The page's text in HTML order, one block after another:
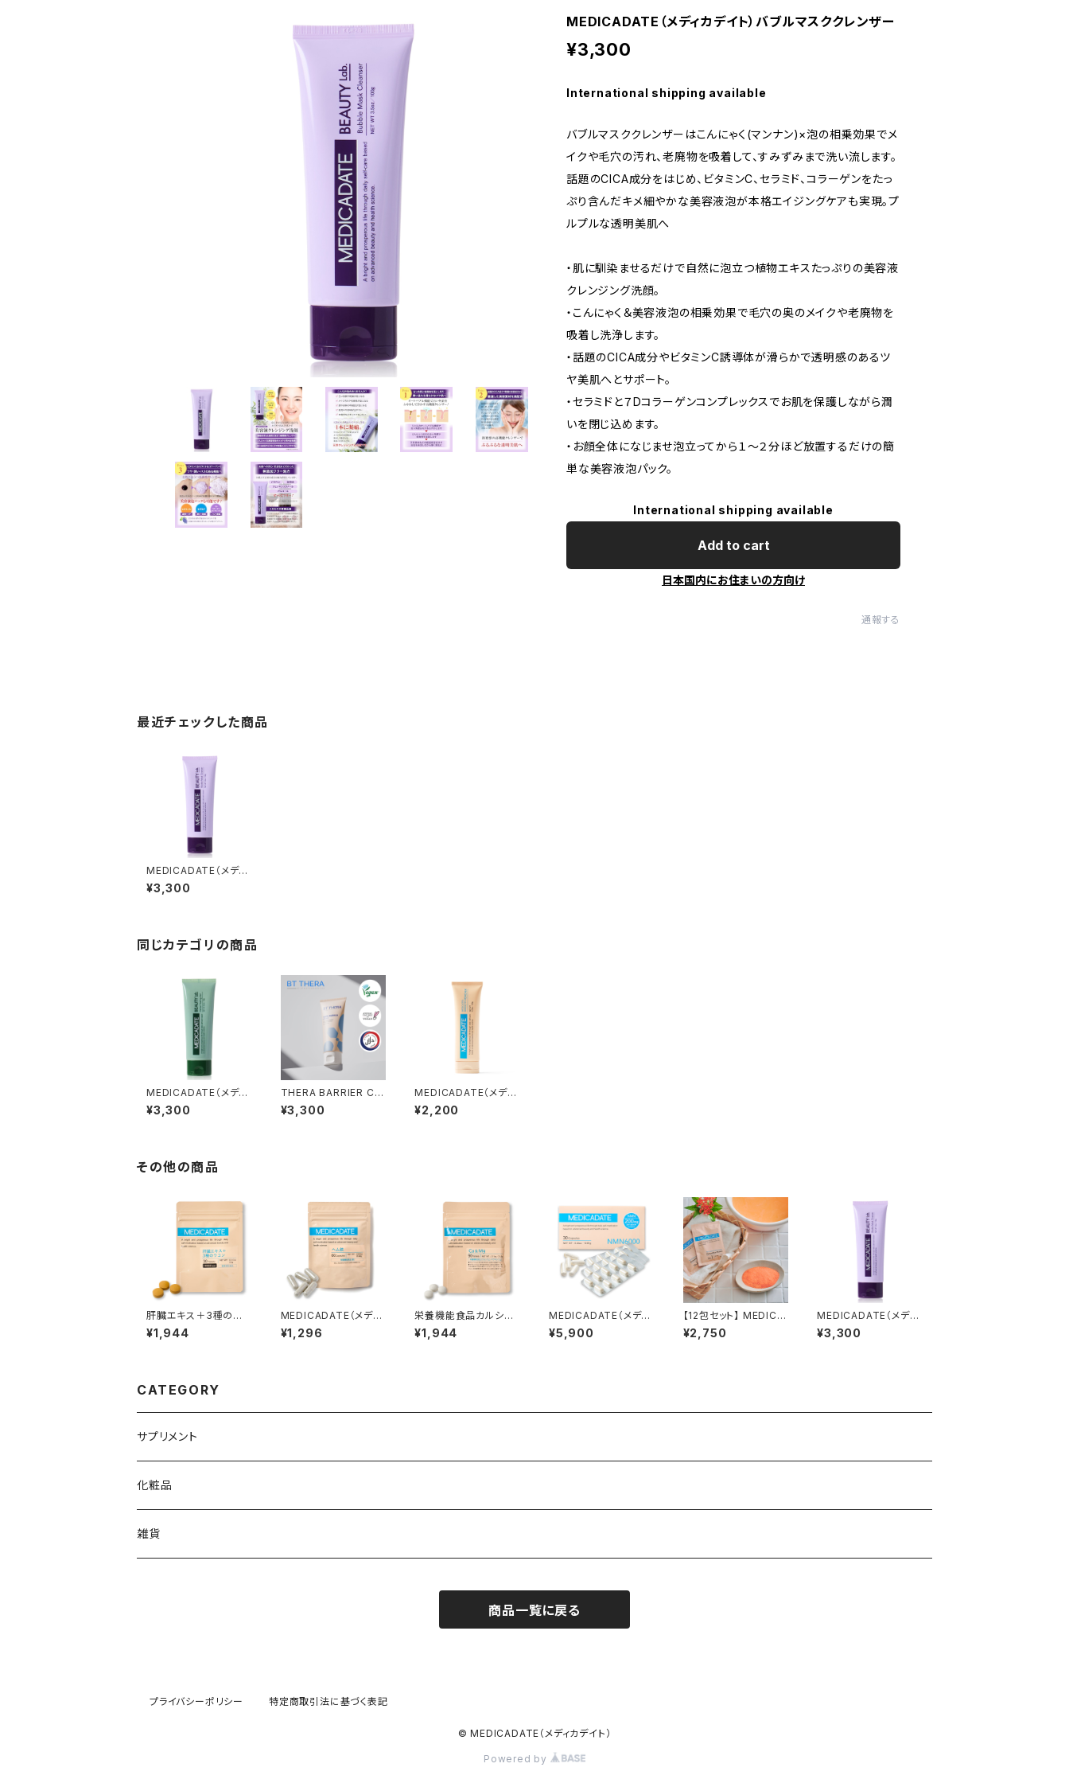
MEDICADATE（メディカデイト）バブルマスククレンザー
¥3,300
International shipping available
バブルマスククレンザーはこんにゃく(マンナン)×泡の相乗効果でメ
イクや毛穴の汚れ、老廃物を吸着して、すみずみまで洗い流します。
話題のCICA成分をはじめ、ビタミンC、セラミド、コラーゲンをたっ
ぷり含んだキメ細やかな美容液泡が本格エイジングケアも実現。プ
ルプルな透明美肌へ
・肌に馴染ませるだけで自然に泡立つ植物エキスたっぷりの美容液
クレンジング洗顔。
・こんにゃく＆美容液泡の相乗効果で毛穴の奥のメイクや老廃物を
吸着し洗浄します。
・話題のCICA成分やビタミンC誘導体が滑らかで透明感のあるツ
ヤ美肌へとサポート。
・セラミドと７Dコラーゲンコンプレックスでお肌を保護しながら潤
いを閉じ込めます。
・お顔全体になじませ泡立ってから１～２分ほど放置するだけの簡
単な美容液泡パック。
International shipping available
Add to cart
日本国内にお住まいの方向け
通報する
最近チェックした商品
MEDICADATE（メディ
カデイト）バブルマスク
クレンザー
¥3,300
同じカテゴリの商品
MEDICADATE（メディ
カデイト）ハーブピーリ
ングジェル
¥3,300
THERA BARRIER CR
EAM（ビーティー テラ
バリアクリーム)
¥3,300
MEDICADATE（メディ
カデイト）薬用スムーズ
リムーバー
¥2,200
その他の商品
肝臓エキス＋3種のウ
コン
¥1,944
MEDICADATE（メディ
カデイト）ヘム鉄サプリ
メント【栄養機能性食
¥1,296
栄養機能食品カルシウ
ム＋マグネシウムサプリ
¥1,944
MEDICADATE（メディ
カデイト）NMNサプリメ
ント6000mg
¥5,900
【12包セット】 MEDICA
DATE ザ フレグランス
バスパウダー 1包30g
¥2,750
MEDICADATE（メディ
カデイト）バブルマスク
クレンザー
¥3,300
CATEGORY
サプリメント
化粧品
雑貨
商品一覧に戻る
プライバシーポリシー 特定商取引法に基づく表記
© MEDICADATE（メディカデイト）
Powered by